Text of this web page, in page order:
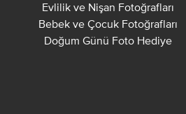
Evlilik ve Nişan Fotoğrafları
Bebek ve Çocuk Fotoğrafları
Doğum Günü Foto Hediye